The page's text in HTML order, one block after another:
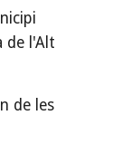
de l'Alt
de les